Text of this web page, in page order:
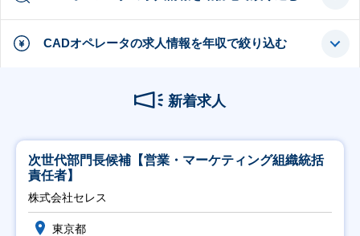
CADオペレータの求人情報を年収で絞り込む
新着求人
次世代部門長候補【営業・マーケティング組織統括
責任者】
株式会社セレス
東京都